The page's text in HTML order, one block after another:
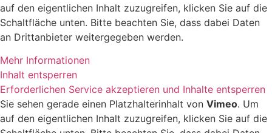
auf den eigentlichen Inhalt zuzugreifen, klicken Sie auf die
Schaltfläche unten. Bitte beachten Sie, dass dabei Daten
an Drittanbieter weitergegeben werden.
Mehr Informationen
Inhalt entsperren
Erforderlichen Service akzeptieren und Inhalte entsperren
Sie sehen gerade einen Platzhalterinhalt von Vimeo. Um
auf den eigentlichen Inhalt zuzugreifen, klicken Sie auf die